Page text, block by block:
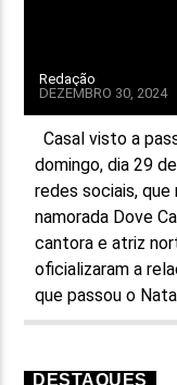
Redação
DEZEMBRO 30, 2024
Casal visto a
domingo, dia 29
redes sociais, que
namorada Dove
cantora e atriz
oficializaram a
que passou o
DESTAQUES